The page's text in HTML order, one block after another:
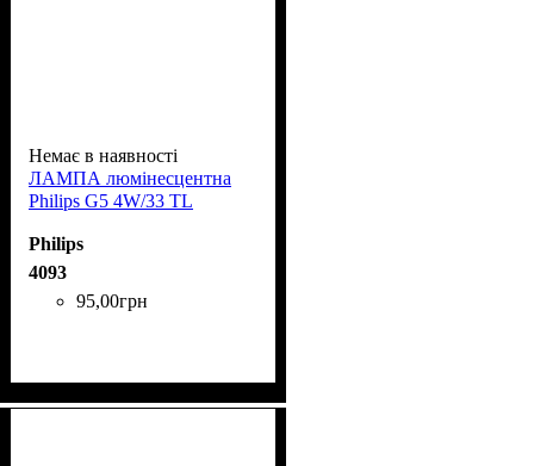
Немає в наявності
ЛАМПА люмінесцентна
Phіlіps G5 4W/33 TL
Philips
4093
95,00грн